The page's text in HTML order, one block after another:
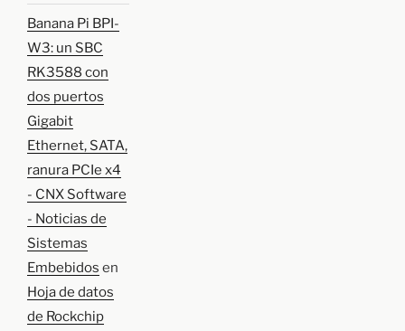
Banana Pi BPI-
W3: un SBC
RK3588 con
dos puertos
Gigabit
Ethernet, SATA,
ranura PCIe x4
- CNX Software
- Noticias de
Sistemas
Embebidos en
Hoja de datos
de Rockchip